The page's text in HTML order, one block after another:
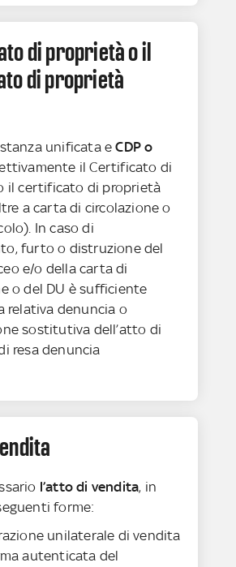
di proprietà o il
di proprietà
unificata eCDP o
il Certificato di
il certificato di proprietà
a carta di circolazione o
In caso di
furto o distruzione del
e/o della carta di
o del DU è sufficiente
relativa denuncia o
sostitutiva dell’atto di
resa denuncia
l’atto di vendita, in
forme:
unilaterale di vendita
autenticata del